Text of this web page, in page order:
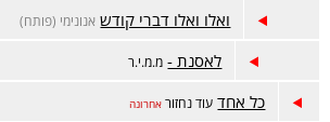
ואלו ואלו דברי קודש אנונימי (פותח)
לאסנת - מ.מ.י.ר
כל אחד עוד נחזור אחרונה